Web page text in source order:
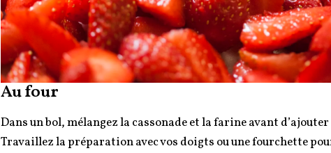
Au four
Dans un bol, mélangez la cassonade et la farine avant
Travaillez la préparation avec vos doigts ou une fourchette